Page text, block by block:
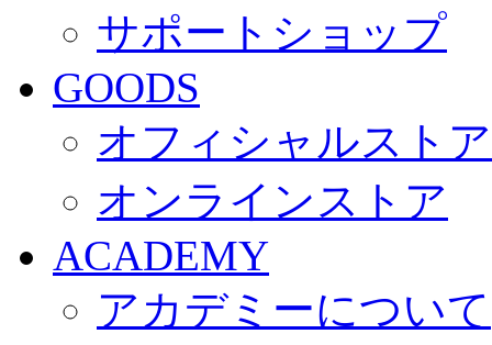
サポートショップ
GOODS
オフィシャルスト
オンラインストア
ACADEMY
アカデミーについて